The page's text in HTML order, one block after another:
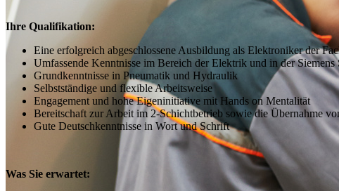
Ihre Qualifikation:
Eine erfolgreich abgeschlossene Ausbildung als Elektroniker der
Umfassende Kenntnisse im Bereich der Elektrik und in der
Grundkenntnisse in Pneumatik und Hydraulik
Selbstständige und flexible Arbeitsweise
Engagement und hohe Eigeninitiative mit Hands on Mentalität
Bereitschaft zur Arbeit im 2-Schichtbetrieb sowie die Übernahme
Gute Deutschkenntnisse in Wort und Schrift
Was Sie erwartet: